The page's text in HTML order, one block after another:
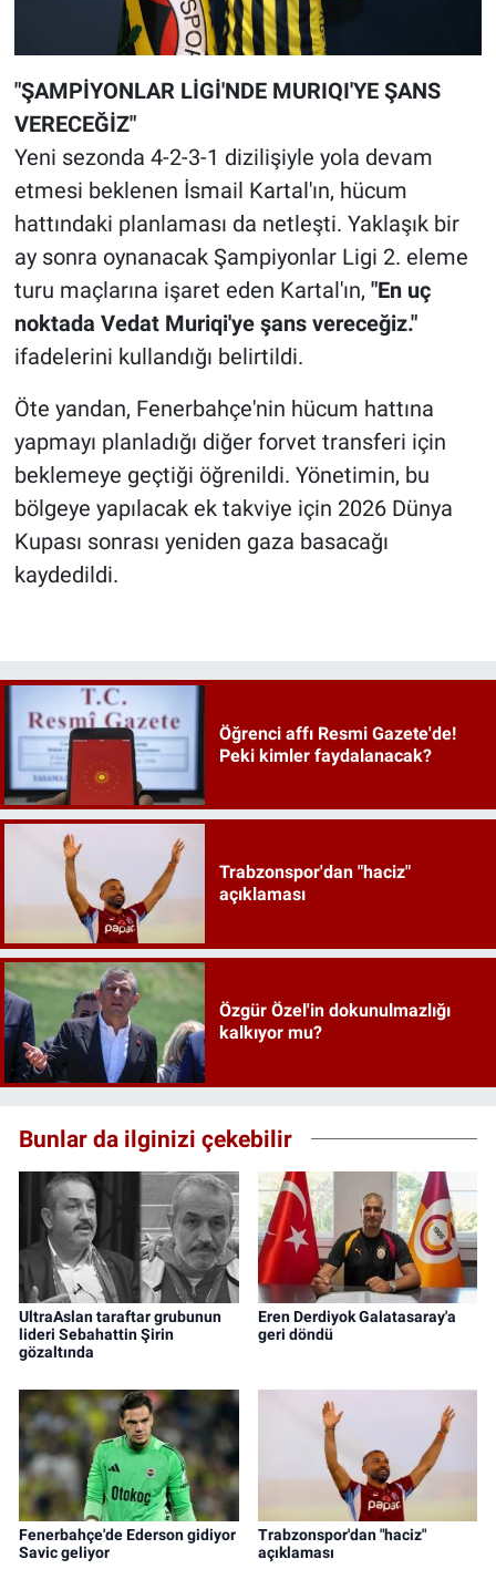
"ŞAMPİYONLAR LİGİ'NDE MURIQI'YE ŞANS
VERECEĞİZ"
Yeni sezonda 4-2-3-1 dizilişiyle yola devam
etmesi beklenen İsmail Kartal'ın, hücum
hattındaki planlaması da netleşti. Yaklaşık bir
ay sonra oynanacak Şampiyonlar Ligi 2. eleme
turu maçlarına işaret eden Kartal'ın, "En uç
noktada Vedat Muriqi'ye şans vereceğiz."
ifadelerini kullandığı belirtildi.
Öte yandan, Fenerbahçe'nin hücum hattına
yapmayı planladığı diğer forvet transferi için
beklemeye geçtiği öğrenildi. Yönetimin, bu
bölgeye yapılacak ek takviye için 2026 Dünya
Kupası sonrası yeniden gaza basacağı
kaydedildi.
Öğrenci affı Resmi Gazete'de!
Peki kimler faydalanacak?
Trabzonspor'dan "haciz"
açıklaması
Özgür Özel'in dokunulmazlığı
kalkıyor mu?
Bunlar da ilginizi çekebilir
UltraAslan taraftar grubunun
lideri Sebahattin Şirin
gözaltında
Eren Derdiyok Galatasaray'a
geri döndü
Fenerbahçe'de Ederson gidiyor
Savic geliyor
Trabzonspor'dan "haciz"
açıklaması